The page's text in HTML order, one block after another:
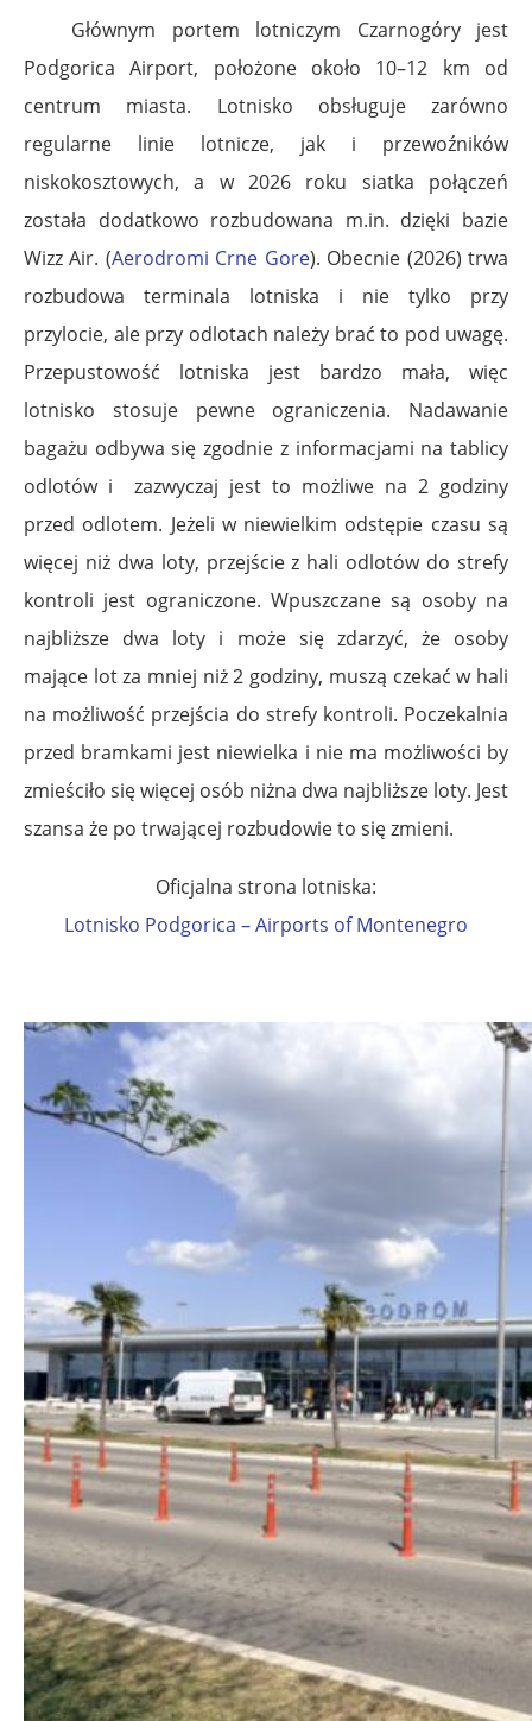
Głównym portem lotniczym Czarnogóry jest
Podgorica Airport, położone około 10–12 km od
centrum miasta. Lotnisko obsługuje zarówno
regularne linie lotnicze, jak i przewoźników
niskokosztowych, a w 2026 roku siatka połączeń
została dodatkowo rozbudowana m.in. dzięki bazie
Wizz Air. (Aerodromi Crne Gore). Obecnie (2026) trwa
rozbudowa terminala lotniska i nie tylko przy
przylocie, ale przy odlotach należy brać to pod uwagę.
Przepustowość lotniska jest bardzo mała, więc
lotnisko stosuje pewne ograniczenia. Nadawanie
bagażu odbywa się zgodnie z informacjami na tablicy
odlotów i zazwyczaj jest to możliwe na 2 godziny
przed odlotem. Jeżeli w niewielkim odstępie czasu są
więcej niż dwa loty, przejście z hali odlotów do strefy
kontroli jest ograniczone. Wpuszczane są osoby na
najbliższe dwa loty i może się zdarzyć, że osoby
mające lot za mniej niż 2 godziny, muszą czekać w hali
na możliwość przejścia do strefy kontroli. Poczekalnia
przed bramkami jest niewielka i nie ma możliwości by
zmieściło się więcej osób niżna dwa najbliższe loty. Jest
szansa że po trwającej rozbudowie to się zmieni.
Oficjalna strona lotniska:
Lotnisko Podgorica – Airports of Montenegro